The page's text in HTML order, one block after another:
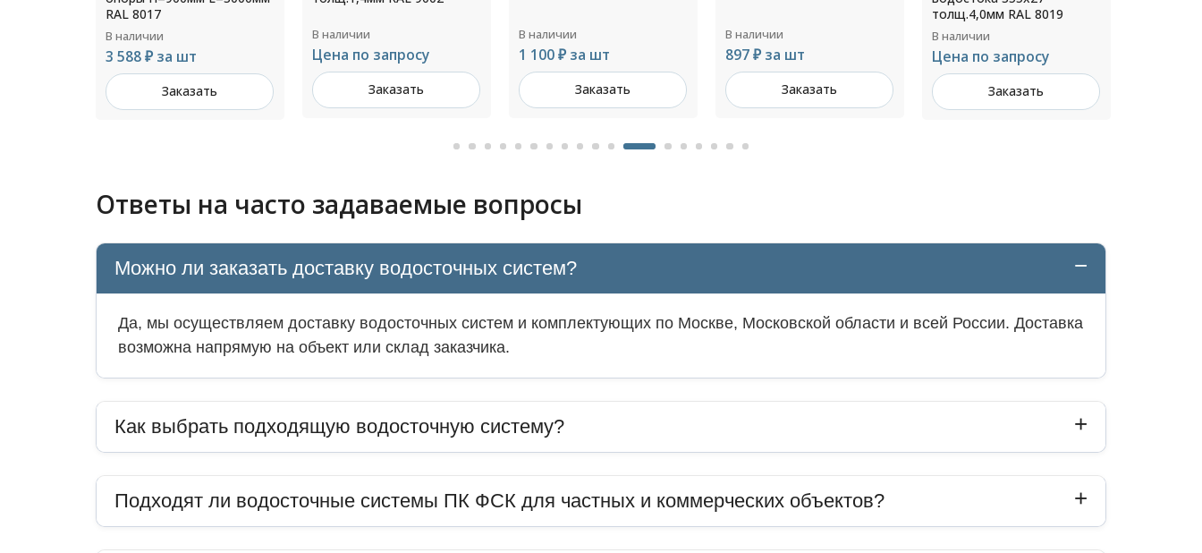
В наличии
Цена по запросу
Заказать
В наличии
1 100 ₽ за шт
Заказать
В наличии
897 ₽ за шт
Заказать
В наличии
Цена по запросу
Заказать
В наличии
Цена по запросу
Заказать
Ответы на часто задаваемые вопросы
Можно ли заказать доставку водосточных систем?
Да, мы осуществляем доставку водосточных систем и комплектующих по Москве, Московской области и всей России. Доставка
возможна напрямую на объект или склад заказчика.
Как выбрать подходящую водосточную систему?
Подходят ли водосточные системы ПК ФСК для частных и коммерческих объектов?